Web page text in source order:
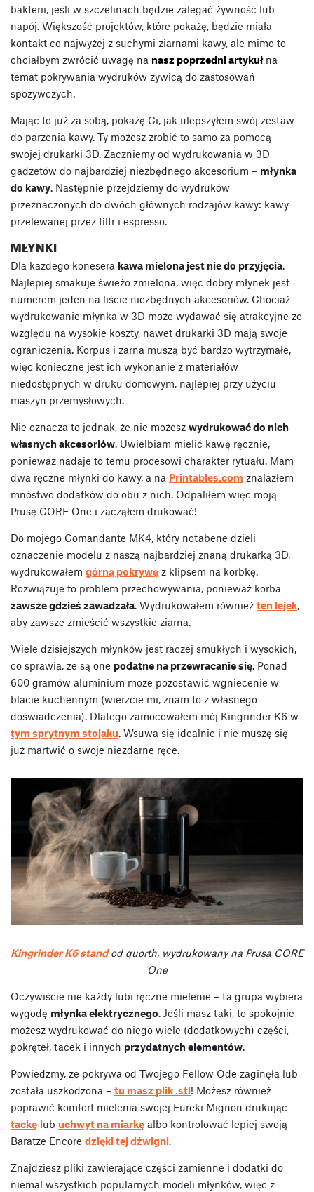
bakterii, jeśli w szczelinach będzie zalegać żywność lub
napój. Większość projektów, które pokażę, będzie miała
kontakt co najwyżej z suchymi ziarnami kawy, ale mimo to
chciałbym zwrócić uwagę na nasz poprzedni artykułna
temat pokrywania wydruków żywicą do zastosowań
spożywczych.
Mając to już za sobą, pokażę Ci, jak ulepszyłem swój zestaw
do parzenia kawy. Ty możesz zrobić to samo za pomocą
swojej drukarki 3D. Zaczniemy od wydrukowania w 3D
gadżetów do najbardziej niezbędnego akcesorium – młynka
do kawy. Następnie przejdziemy do wydruków
przeznaczonych do dwóch głównych rodzajów kawy: kawy
przelewanej przez filtr i espresso.
MŁYNKI
Dla każdego konesera kawa mielona jest nie do przyjęcia.
Najlepiej smakuje świeżo zmielona, więc dobry młynek jest
numerem jeden na liście niezbędnych akcesoriów. Chociaż
wydrukowanie młynka w 3D może wydawać się atrakcyjne ze
względu na wysokie koszty, nawet drukarki 3D mają swoje
ograniczenia. Korpus i żarna muszą być bardzo wytrzymałe,
więc konieczne jest ich wykonanie z materiałów
niedostępnych w druku domowym, najlepiej przy użyciu
maszyn przemysłowych.
Nie oznacza to jednak, że nie możesz wydrukować do nich
własnych akcesoriów. Uwielbiam mielić kawę ręcznie,
ponieważ nadaje to temu procesowi charakter rytuału. Mam
dwa ręczne młynki do kawy, a na Printables.com znalazłem
mnóstwo dodatków do obu z nich. Odpaliłem więc moją
Prusę CORE One i zacząłem drukować!
Do mojego Comandante MK4, który notabene dzieli
oznaczenie modelu z naszą najbardziej znaną drukarką 3D,
wydrukowałem górną pokrywę z klipsem na korbkę.
Rozwiązuje to problem przechowywania, ponieważ korba
zawsze gdzieś zawadzała. Wydrukowałem również ten lejek,
aby zawsze zmieścić wszystkie ziarna.
Wiele dzisiejszych młynków jest raczej smukłych i wysokich,
co sprawia, że są one podatne na przewracanie się. Ponad
600 gramów aluminium może pozostawić wgniecenie w
blacie kuchennym (wierzcie mi, znam to z własnego
doświadczenia). Dlatego zamocowałem mój Kingrinder K6 w
tym sprytnym stojaku. Wsuwa się idealnie i nie muszę się
już martwić o swoje niezdarne ręce.
Kingrinder K6 standod quorth, wydrukowany na Prusa CORE
One
Oczywiście nie każdy lubi ręczne mielenie – ta grupa wybiera
wygodę młynka elektrycznego. Jeśli masz taki, to spokojnie
możesz wydrukować do niego wiele (dodatkowych) części,
pokręteł, tacek i innych przydatnych elementów.
Powiedzmy, że pokrywa od Twojego Fellow Ode zaginęła lub
została uszkodzona – tu masz plik .stl! Możesz również
poprawić komfort mielenia swojej Eureki Mignon drukując
tackę lub uchwyt na miarkę albo kontrolować lepiej swoją
Baratze Encore dzięki tej dźwigni.
Znajdziesz pliki zawierające części zamienne i dodatki do
niemal wszystkich popularnych modeli młynków, więc z